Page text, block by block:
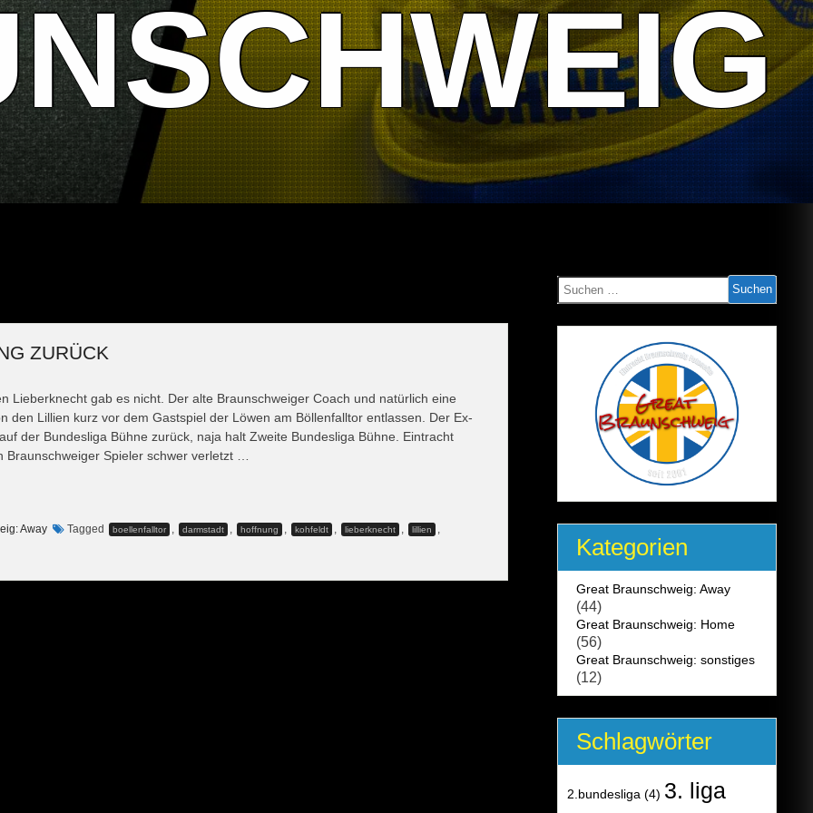
ZURÜCK
Lieberknecht gab es nicht. Der alte Braunschweiger Coach und natürlich eine
den Lillien kurz vor dem Gastspiel der Löwen am Böllenfalltor entlassen. Der Ex-
der Bundesliga Bühne zurück, naja halt Zweite Bundesliga Bühne. Eintracht
Braunschweiger Spieler schwer verletzt …
Away Tagged boellenfalltor , darmstadt , hoffnung , kohfeldt , lieberknecht , lillien ,
Suchen
nach:
Kategorien
Great Braunschweig: Away
(44)
Great Braunschweig: Home
(56)
Great Braunschweig: sonstiges
(12)
Schlagwörter
2.bundesliga(4) 3. liga